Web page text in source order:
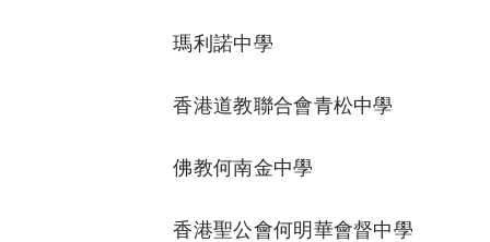
瑪利諾中學
香港道教聯合會青松中學
佛教何南金中學
香港聖公會何明華會督中學